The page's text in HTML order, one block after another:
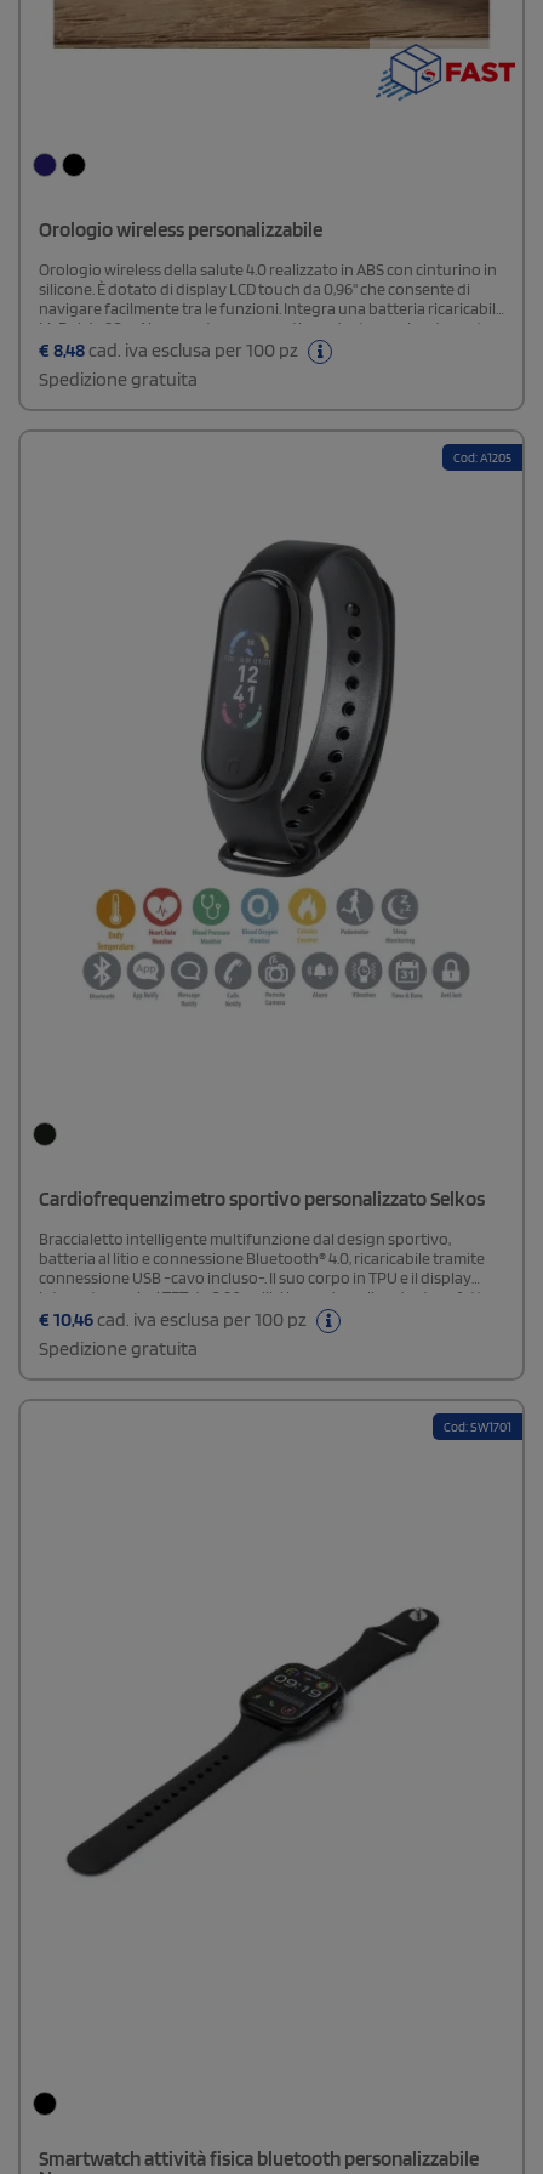
Orologio wireless personalizzabile
Orologio wireless della salute 4.0 realizzato in ABS con cinturino in
silicone. È dotato di display LCD touch da 0,96'' che consente di
navigare facilmente tra le funzioni. Integra una batteria ricaricabile
Li-Pol da 90 mAh, pensata per garantire un’autonomia adeguata
all’uso giornaliero. Per sfruttare tutte le sue funzionalità è
necessario collegarlo all’app gratuita Fitpro, compatibile con
dispositivi iOS e Android.
€ 8,48 cad. iva esclusa per 100 pz
Spedizione gratuita
Cod: A1205
Cardiofrequenzimetro sportivo personalizzato Selkos
Braccialetto intelligente multifunzione dal design sportivo,
batteria al litio e connessione Bluetooth® 4.0, ricaricabile tramite
connessione USB -cavo incluso-. Il suo corpo in TPU e il display
integrato a colori TFT da 0,96 pollici lo rendono il gadget perfetto
per tutti i tipi di sport, tempo libero e attività quotidiane. APP
disponibile per iOS e Android. Con monitoraggio della frequenza
cardiaca e della pressione sanguigna e una moltitudine di funzioni.
Confezionato in una scatola dal design accattivante.
€ 10,46 cad. iva esclusa per 100 pz
Spedizione gratuita
Cod: SW1701
Smartwatch attività fisica bluetooth personalizzabile